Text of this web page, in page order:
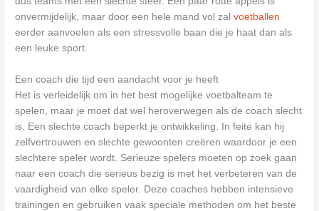
onvermijdelijk, maar door een hele mand vol zalvoetballen
eerder aanvoelen als een stressvolle baan die je haat dan als
een leuke sport.
Een coach die tijd een aandacht voor je heeft
Het is verleidelijk om in het best mogelijke voetbalteam te
spelen, maar je moet dat wel heroverwegen als de coach slecht
is. Een slechte coach beperkt je ontwikkeling. In feite kan hij
zelfvertrouwen en slechte gewoonten creëren waardoor je een
slechtere speler wordt. Serieuze spelers moeten op zoek gaan
naar een coach die serieus bezig is met het verbeteren van de
vaardigheid van elke speler. Deze coaches hebben intensieve
trainingen en gebruiken vaak speciale methoden om het beste